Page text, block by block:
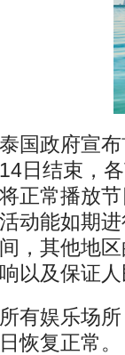
泰国政府宣
14 日结束，
将正常播放
活动能如期
间，其他地
响以及保证
所有娱乐场
日恢复正常。